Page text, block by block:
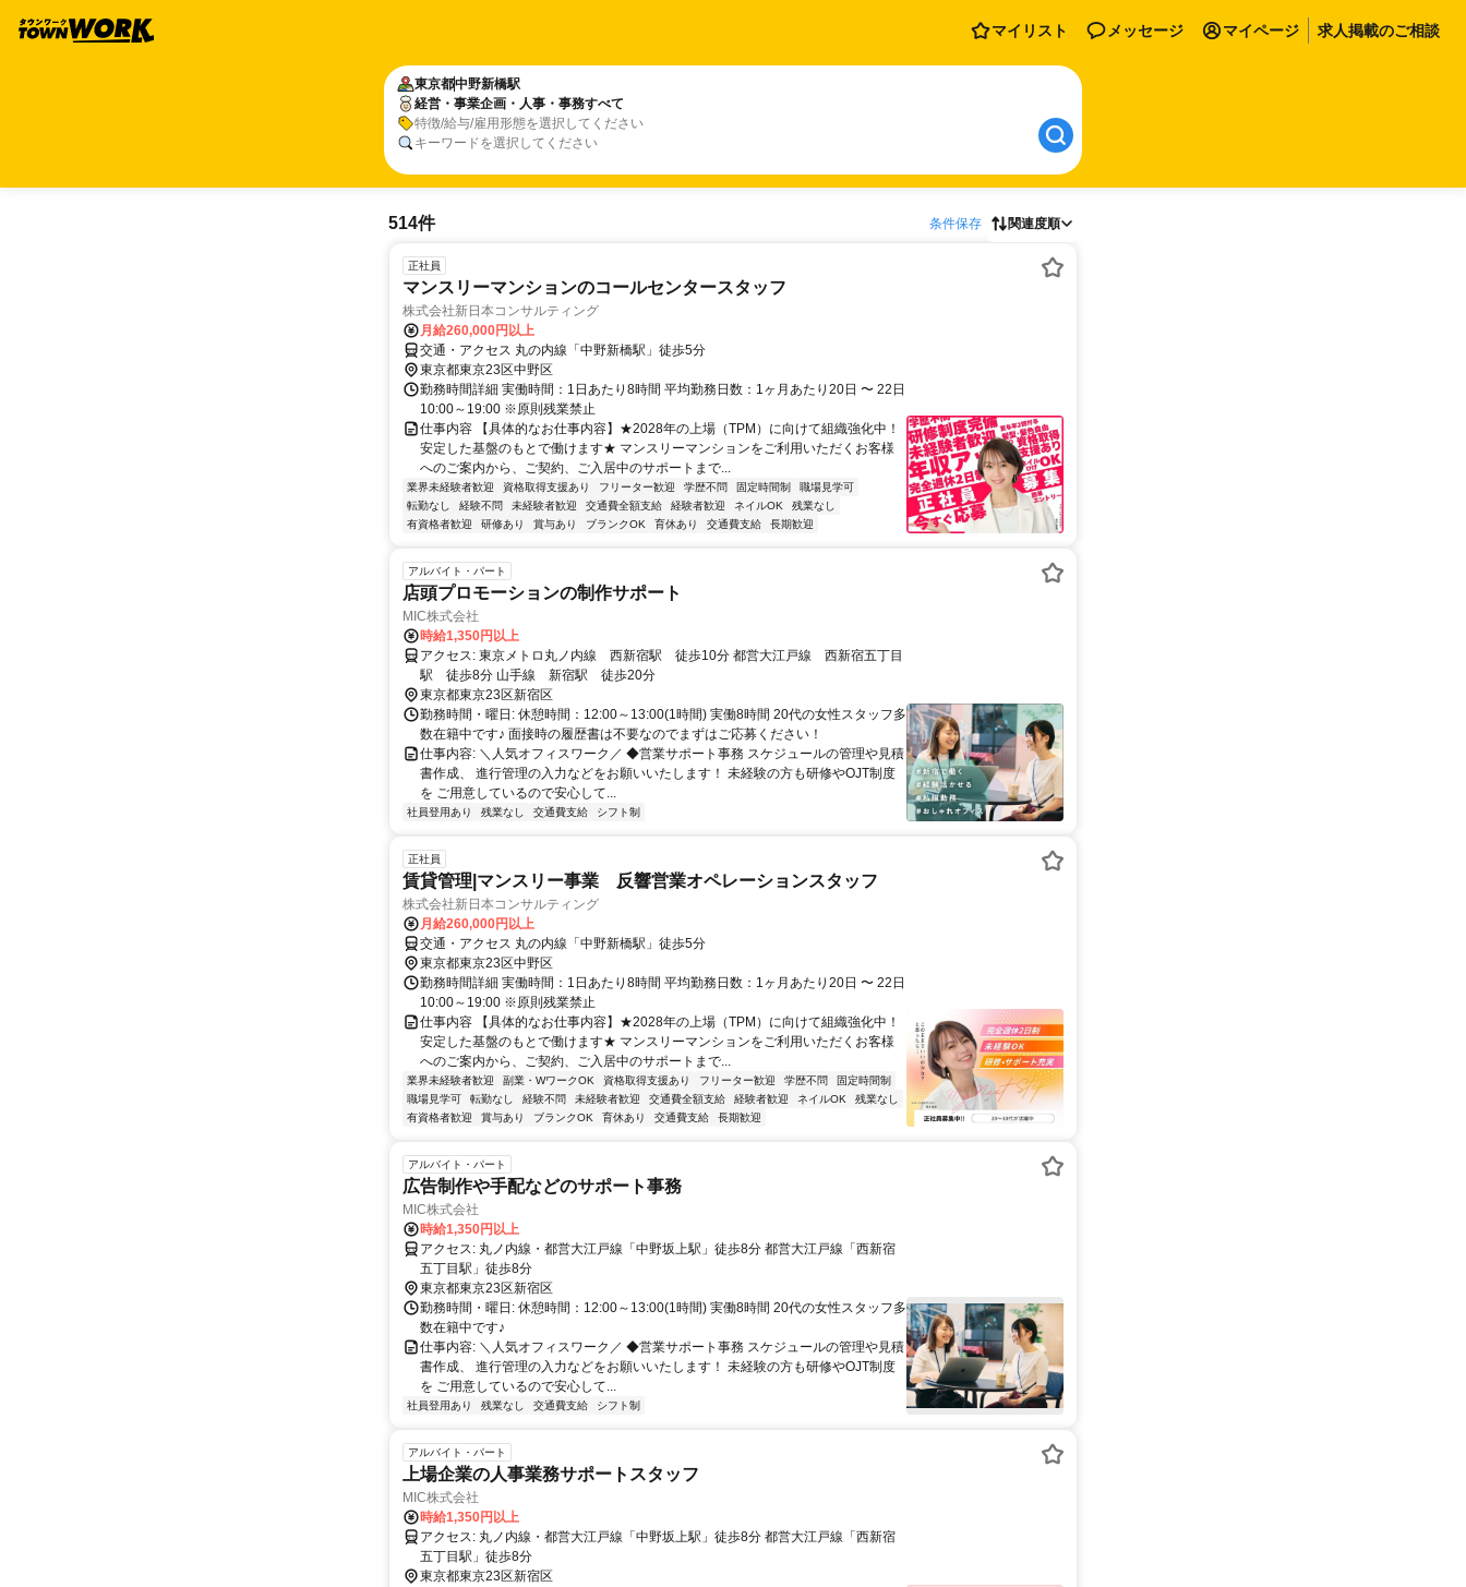
マイリスト メッセージ マイページ 求人掲載のご相談
東京都中野新橋駅
経営・事業企画・人事・事務すべて
特徴/給与/雇用形態を選択してください
キーワードを選択してください
514件 条件保存 関連度順
正社員
マンスリーマンションのコールセンタースタッフ
株式会社新日本コンサルティング
月給260,000円以上
交通・アクセス 丸の内線「中野新橋駅」徒歩5分
東京都東京23区中野区
勤務時間詳細 実働時間：1日あたり8時間 平均勤務日数：1ヶ月あたり20日 〜 22日
10:00～19:00 ※原則残業禁止
仕事内容 【具体的なお仕事内容】★2028年の上場（TPM）に向けて組織強化中！
安定した基盤のもとで働けます★ マンスリーマンションをご利用いただくお客様
へのご案内から、ご契約、ご入居中のサポートまで...
業界未経験者歓迎 資格取得支援あり フリーター歓迎 学歴不問 固定時間制
職場見学可
転勤なし
経験不問 未経験者歓迎 交通費全額支給 経験者歓迎 ネイルOK
残業なし
有資格者歓迎
研修あり 賞与あり ブランクOK 育休あり 交通費支給 長期歓迎
アルバイト・パート
店頭プロモーションの制作サポート
MIC株式会社
時給1,350円以上
アクセス: 東京メトロ丸ノ内線 西新宿駅 徒歩10分 都営大江戸線 西新宿五丁目
駅 徒歩8分 山手線 新宿駅 徒歩20分
東京都東京23区新宿区
勤務時間・曜日: 休憩時間：12:00～13:00(1時間) 実働8時間 20代の女性スタッフ多
数在籍中です♪ 面接時の履歴書は不要なのでまずはご応募ください！
仕事内容: ＼人気オフィスワーク／ ◆営業サポート事務 スケジュールの管理や見積
書作成、 進行管理の入力などをお願いいたします！ 未経験の方も研修やOJT制度
を ご用意しているので安心して...
社員登用あり 残業なし 交通費支給 シフト制
正社員
賃貸管理|マンスリー事業 反響営業オペレーションスタッフ
株式会社新日本コンサルティング
月給260,000円以上
交通・アクセス 丸の内線「中野新橋駅」徒歩5分
東京都東京23区中野区
勤務時間詳細 実働時間：1日あたり8時間 平均勤務日数：1ヶ月あたり20日 〜 22日
10:00～19:00 ※原則残業禁止
仕事内容 【具体的なお仕事内容】★2028年の上場（TPM）に向けて組織強化中！
安定した基盤のもとで働けます★ マンスリーマンションをご利用いただくお客様
へのご案内から、ご契約、ご入居中のサポートまで...
業界未経験者歓迎 副業・WワークOK 資格取得支援あり フリーター歓迎 学歴不問
固定時間制
職場見学可
転勤なし 経験不問 未経験者歓迎 交通費全額支給 経験者歓迎 ネイルOK
残業なし
有資格者歓迎
賞与あり ブランクOK 育休あり 交通費支給 長期歓迎
アルバイト・パート
広告制作や手配などのサポート事務
MIC株式会社
時給1,350円以上
アクセス: 丸ノ内線・都営大江戸線「中野坂上駅」徒歩8分 都営大江戸線「西新宿
五丁目駅」徒歩8分
東京都東京23区新宿区
勤務時間・曜日: 休憩時間：12:00～13:00(1時間) 実働8時間 20代の女性スタッフ多
数在籍中です♪
仕事内容: ＼人気オフィスワーク／ ◆営業サポート事務 スケジュールの管理や見積
書作成、 進行管理の入力などをお願いいたします！ 未経験の方も研修やOJT制度
を ご用意しているので安心して...
社員登用あり 残業なし 交通費支給 シフト制
アルバイト・パート
上場企業の人事業務サポートスタッフ
MIC株式会社
時給1,350円以上
アクセス: 丸ノ内線・都営大江戸線「中野坂上駅」徒歩8分 都営大江戸線「西新宿
五丁目駅」徒歩8分
東京都東京23区新宿区